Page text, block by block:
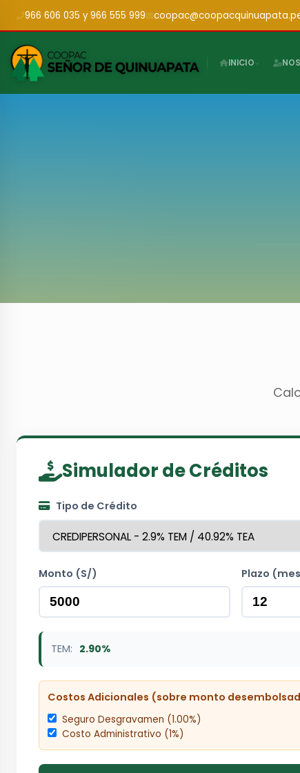
966 606 035 y 966 555 999
INICIO
Simulador de Créditos
Tipo de Crédito
Monto (S/) Plazo
TEM: 2.90%
Costos Adicionales (sobre monto
Seguro Desgravamen (1.00%)
Costo Administrativo (1%)